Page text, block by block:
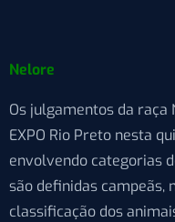
Nelore
Os julgamentos da
EXPO Rio Preto nesta
envolvendo categorias
são definidas campeãs,
classificação dos